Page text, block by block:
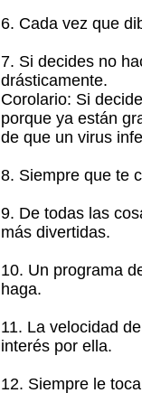
6. Cada vez que
7. Si decides no
drásticamente.
Corolario: Si
porque ya están
de que un virus
8. Siempre que te
9. De todas las
más divertidas.
10. Un programa
haga.
11. La velocidad
interés por ella.
12. Siempre le